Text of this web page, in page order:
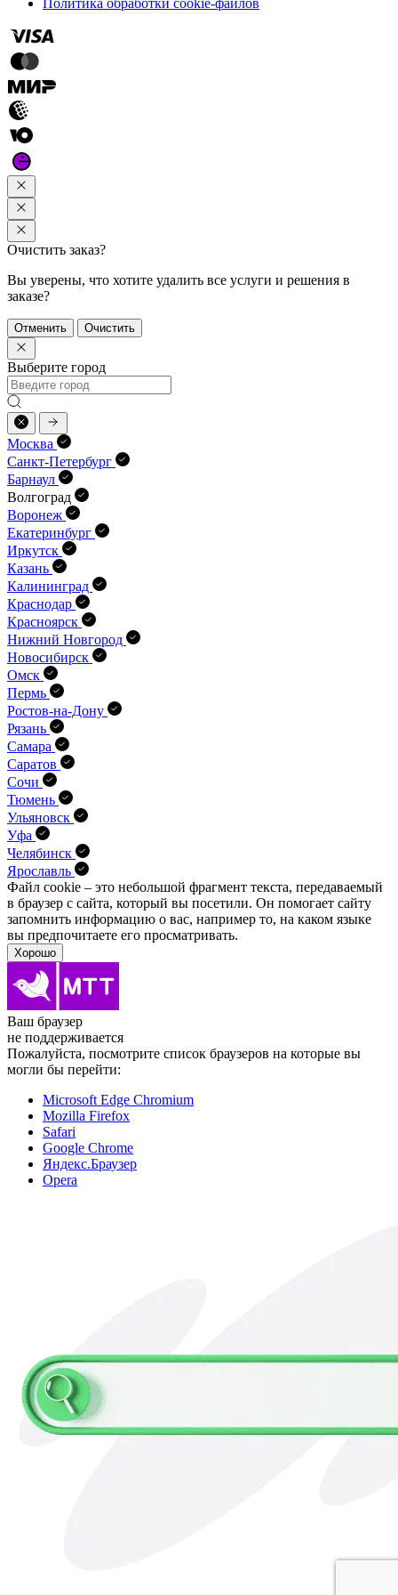
Политика обработки cookie-файлов
Очистить заказ?
Вы уверены, что хотите удалить все услуги и решения в
заказе?
Отменить Очистить
Выберите город
Москва
Санкт-Петербург
Барнаул
Волгоград
Воронеж
Екатеринбург
Иркутск
Казань
Калининград
Краснодар
Красноярск
Нижний Новгород
Новосибирск
Омск
Пермь
Ростов-на-Дону
Рязань
Самара
Саратов
Сочи
Тюмень
Ульяновск
Уфа
Челябинск
Ярославль
Файл cookie – это небольшой фрагмент текста, передава­емый
в браузер с сайта, который вы посетили. Он помо­гает сайту
запомнить информацию о вас, например то, на каком языке
вы предпочитаете его просматривать.
Хорошо
Ваш браузер
не поддерживается
Пожалуйста, посмотрите список браузеров на которые вы
могли бы перейти:
Microsoft Edge Chromium
Mozilla Firefox
Safari
Google Chrome
Яндекс.Браузер
Opera